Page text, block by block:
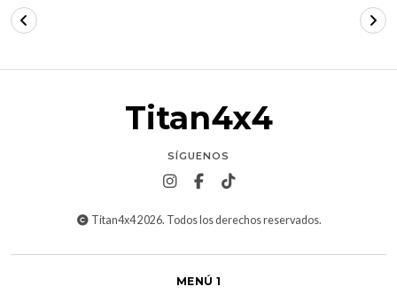
Titan4x4
SÍGUENOS
Titan4x4 2026. Todos los derechos reservados.
MENÚ 1